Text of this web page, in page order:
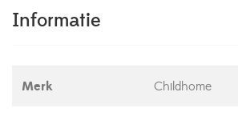
Informatie
Merk Childhome